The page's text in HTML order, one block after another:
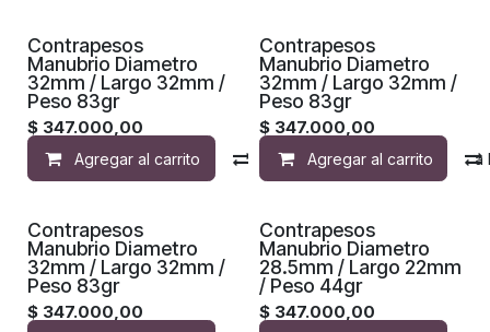
Contrapesos
Manubrio Diametro
32mm / Largo 32mm /
Peso 83gr
$ 347.000,00
Agregar al carrito Compara Agregar a la
Contrapesos
Manubrio Diametro
32mm / Largo 32mm /
Peso 83gr
$ 347.000,00
Agregar al carrito
Contrapesos
Manubrio Diametro
32mm / Largo 32mm /
Peso 83gr
$ 347.000,00
Contrapesos
Manubrio Diametro
28.5mm / Largo 22mm
/ Peso 44gr
$ 347.000,00